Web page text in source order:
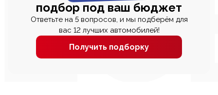
подбор под ваш бюджет
Ответьте на 5 вопросов, и мы подберём для
вас 12 лучших автомобилей!
Получить подборку